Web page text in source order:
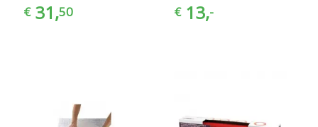
€ 31,50 € 13,-